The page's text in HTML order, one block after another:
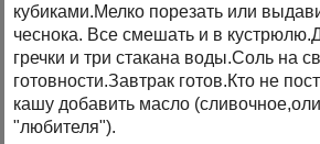
кубиками.Мелко порезать или
чеснока. Все смешать и в
гречки и три стакана воды.Соль на
готовности.Завтрак готов.Кто не
кашу добавить масло
"любителя").